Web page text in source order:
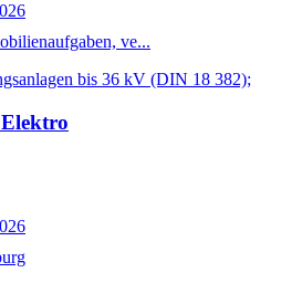
ve...
bis 36 kV (DIN 18 382);